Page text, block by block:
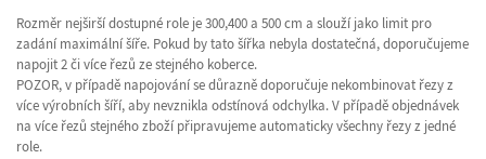
Rozměr nejširší dostupné role je 300,400 a 500 cm a slouží jako limit pro
zadání maximální šíře. Pokud by tato šířka nebyla dostatečná, doporučujeme
napojit 2 či více řezů ze stejného koberce.
POZOR, v případě napojování se důrazně doporučuje nekombinovat řezy z
více výrobních šíří, aby nevznikla odstínová odchylka. V případě objednávek
na více řezů stejného zboží připravujeme automaticky všechny řezy z jedné
role.